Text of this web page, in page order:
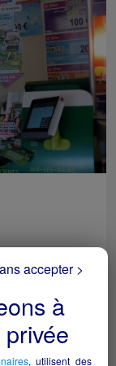
à
, utilisent des
accepter >